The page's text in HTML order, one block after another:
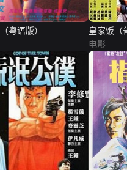
粤语版）
皇家饭（
电影